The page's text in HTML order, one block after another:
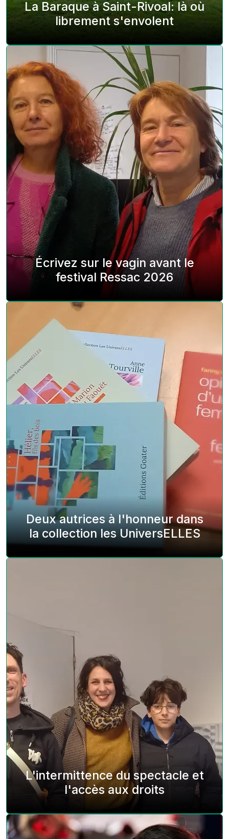
La Baraque à Saint-Rivoal: là où
librement s'envolent
Écrivez sur le vagin avant le
festival Ressac 2026
Deux autrices à l'honneur dans
la collection les UniversELLES
L'intermittence du spectacle et
l'accès aux droits